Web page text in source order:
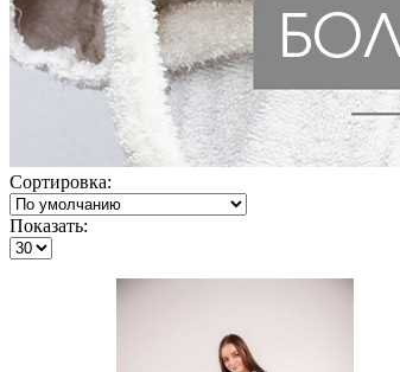
Сортировка:
Показать: